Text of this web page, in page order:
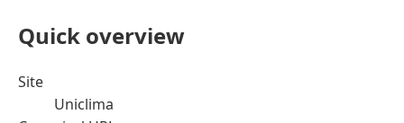
Quick overview
Site
Uniclima